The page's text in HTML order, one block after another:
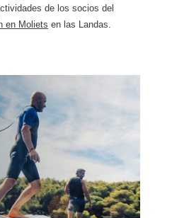
de los socios del
en Moliets en las Landas.